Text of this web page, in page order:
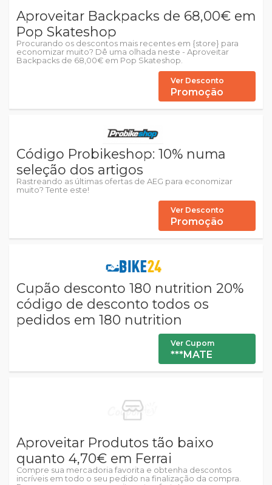
Aproveitar Backpacks de 68,00€ em
Pop Skateshop
Procurando os descontos mais recentes em {store} para
economizar muito? Dê uma olhada neste - Aproveitar
Backpacks de 68,00€ em Pop Skateshop.
Ver Desconto
Promoção
Código Probikeshop: 10% numa
seleção dos artigos
Rastreando as últimas ofertas de AEG para economizar
muito? Tente este!
Ver Desconto
Promoção
Cupão desconto 180 nutrition 20%
código de desconto todos os
pedidos em 180 nutrition
Ver Cupom
***MATE
Aproveitar Produtos tão baixo
quanto 4,70€ em Ferrai
Compre sua mercadoria favorita e obtenha descontos
incríveis em todo o seu pedido na finalização da compra.